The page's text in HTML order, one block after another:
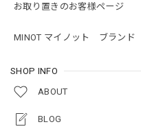
お取り置きのお客様ページ
MINOT マイノット ブランド
SHOP INFO
ABOUT
BLOG